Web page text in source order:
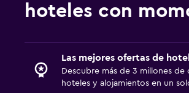
hoteles con
Las mejores ofertas de
Descubre más de 3 millones de
hoteles y alojamientos en un